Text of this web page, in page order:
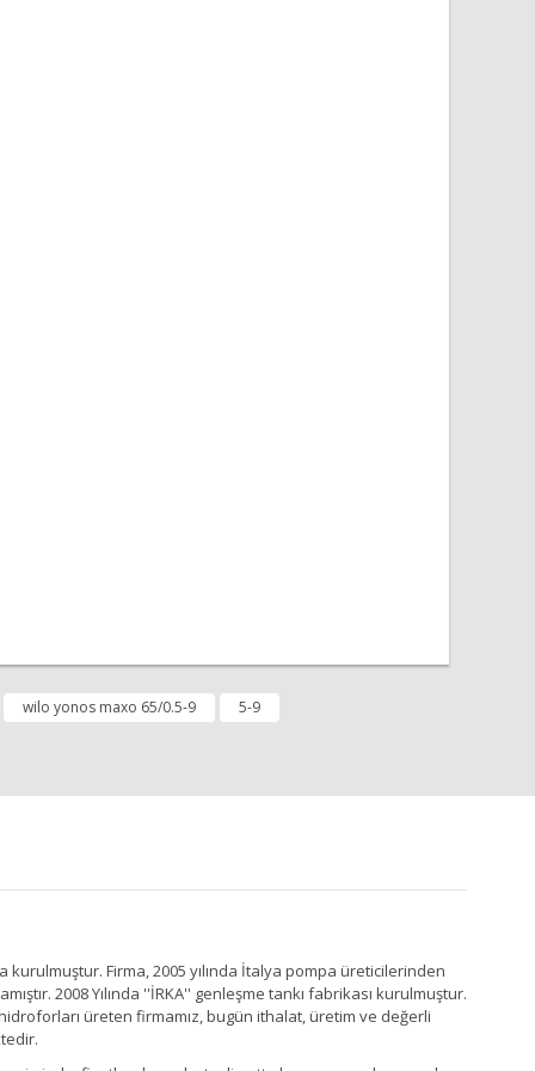
wilo yonos maxo 65/0.5-9
5-9
kurulmuştur. Firma, 2005 yılında İtalya pompa üreticilerinden
2008 Yılında ''İRKA'' genleşme tankı fabrikası kurulmuştur.
üreten firmamız, bugün ithalat, üretim ve değerli